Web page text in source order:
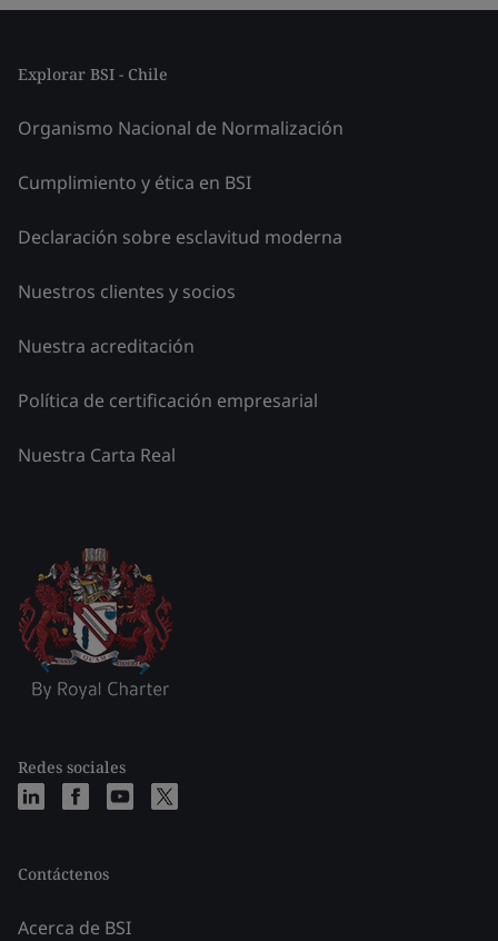
Explorar BSI - Chile
Organismo Nacional de Normalización
Cumplimiento y ética en BSI
Declaración sobre esclavitud moderna
Nuestros clientes y socios
Nuestra acreditación
Política de certificación empresarial
Nuestra Carta Real
Redes sociales
Contáctenos
Acerca de BSI